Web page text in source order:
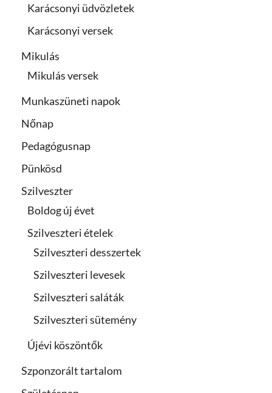
Karácsonyi üdvözletek
Karácsonyi versek
Mikulás
Mikulás versek
Munkaszüneti napok
Nőnap
Pedagógusnap
Pünkösd
Szilveszter
Boldog új évet
Szilveszteri ételek
Szilveszteri desszertek
Szilveszteri levesek
Szilveszteri saláták
Szilveszteri sütemény
Újévi köszöntők
Szponzorált tartalom